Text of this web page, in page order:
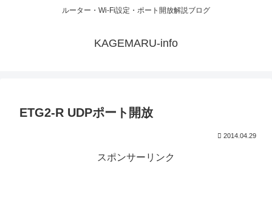
ルーター・Wi-Fi設定・ポート開放解説ブログ
KAGEMARU-info
ETG2-R UDPポート開放
2014.04.29
スポンサーリンク